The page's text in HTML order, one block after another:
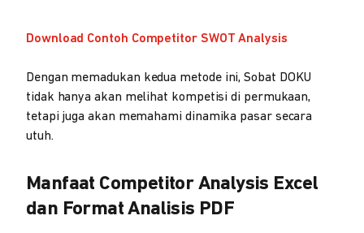
Download Contoh Competitor SWOT Analysis
Dengan memadukan kedua metode ini, Sobat DOKU
tidak hanya akan melihat kompetisi di permukaan,
tetapi juga akan memahami dinamika pasar secara
utuh.
Manfaat Competitor Analysis Excel
dan Format Analisis PDF